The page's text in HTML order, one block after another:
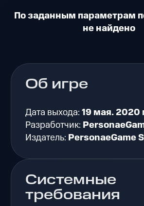
По заданным параметрам
не найдено
Об игре
Дата выхода:19 мая. 2020
Разработчик:
Издатель: PersonaeGame
Системные
требования